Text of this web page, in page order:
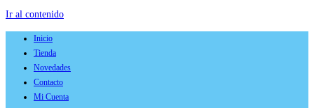
Ir al contenido
Inicio
Tienda
Novedades
Contacto
Mi Cuenta